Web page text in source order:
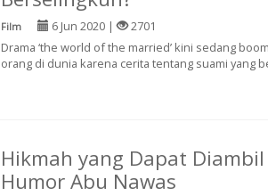
Film 6 Jun 2020 |
2701
Drama ‘the world of the married’ kini sedang
orang di dunia karena cerita tentang suami yang
Hikmah yang Dapat
Humor Abu Nawas